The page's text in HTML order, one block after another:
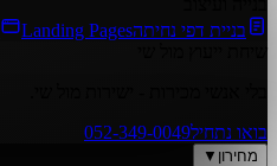
בניית דפי נחיתהLanding Pages
בואו נתחיל052-349-0049
מחירון ▼